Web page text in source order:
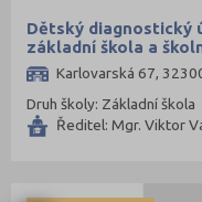
Dětský diagnostický
základní škola a
Karlovarská 67,
Druh školy: Základní škola
Ředitel: Mgr. Viktor